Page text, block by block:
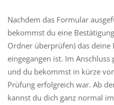
Nachdem das Formular
bekommst du eine
Ordner überprüfen) das deine
eingegangen ist. Im
und du bekommst in kürze
Prüfung erfolgreich war. Ab
kannst du dich ganz normal